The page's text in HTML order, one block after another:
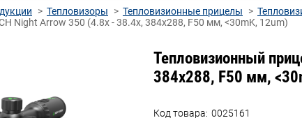
Тепловизоры Тепловизионные прицелы
Night Arrow 350 (4.8x - 38.4x, 384x288, F50 мм, <30mK, 12um)
Тепловизионный
384x288, F50 мм,
Код товара: 0025161